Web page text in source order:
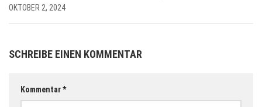
OKTOBER 2, 2024
SCHREIBE EINEN KOMMENTAR
Kommentar*